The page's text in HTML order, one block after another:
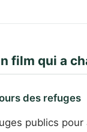
film qui a
des refuges
publics pour